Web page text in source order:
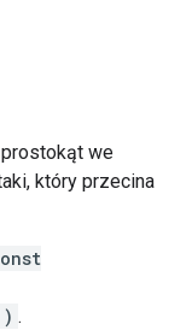
we
który przecina
.